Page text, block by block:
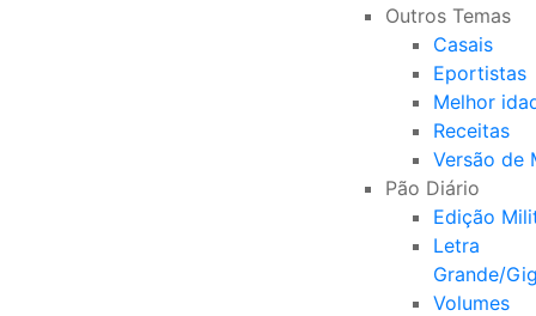
Outros Temas
Casais
Eportistas
Melhor
Receitas
Versão de
Pão Diário
Edição
Letra
Grande/
Volumes